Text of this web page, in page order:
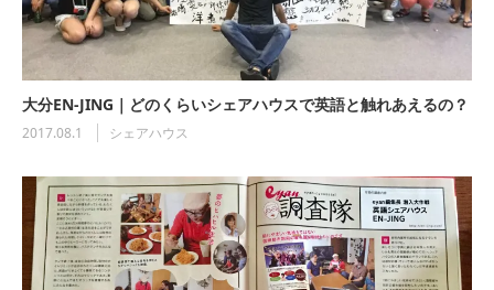
大分EN-JING｜どのくらいシェアハウスで英語と触れあえるの？
2017.08.1 シェアハウス